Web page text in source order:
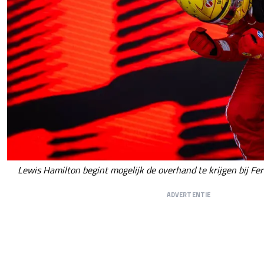
Lewis Hamilton begint mogelijk de overhand te krijgen bij
ADVERTENTIE